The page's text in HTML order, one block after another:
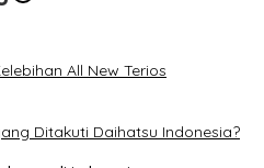
All New Terios
Ditakuti Daihatsu Indonesia?